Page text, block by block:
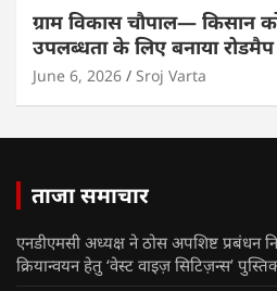
ग्राम विकास चौपाल— किसान
उपलब्धता के लिए बनाया रोडमैप
June 6, 2026 Sroj Varta
ताजा समाचार
एनडीएमसी अध्यक्ष ने ठोस अपशिष्ट प्रबंधन
क्रियान्वयन हेतु ‘वेस्ट वाइज़ सिटिज़न्स’